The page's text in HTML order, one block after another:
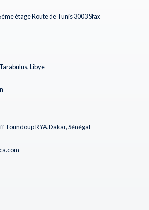
étage Route de Tunis 3003 Sfax
Libye
Toundoup RYA,Dakar, Sénégal